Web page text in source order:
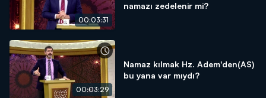
00:03:31
namazı zedelenir mi?
00:03:29
Namaz kılmak Hz. Adem'den(AS)
bu yana var mıydı?